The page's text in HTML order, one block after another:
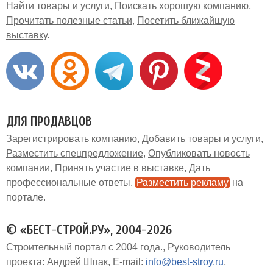
Найти товары и услуги
Поискать хорошую компанию
Прочитать полезные статьи
Посетить ближайшую
выставку
ДЛЯ ПРОДАВЦОВ
Зарегистрировать компанию Добавить товары и услуги
Разместить спецпредложение Опубликовать новость
компании
Принять участие в выставке Дать
профессиональные ответы
Разместить рекламу на
портале
© «БЕСТ-СТРОЙ.РУ», 2004-2026
Строительный портал с 2004 года.
Руководитель
проекта: Андрей Шпак E-mail: info@best-stroy.ru